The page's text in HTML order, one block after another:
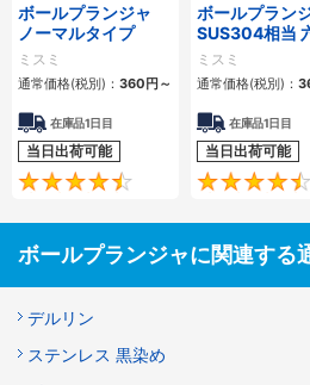
ボールプランジャ
ノーマルタイプ
ミスミ
通常価格(税別)： 360円～
在庫品1日目
当日出荷可能
4.6
ボールプラン
SUS304相当
タイプ
ミスミ
通常価格(税別)：
在庫品1日目
当日出荷可能
ボールプランジャに関連する
デルリン
ステンレス 黒染め